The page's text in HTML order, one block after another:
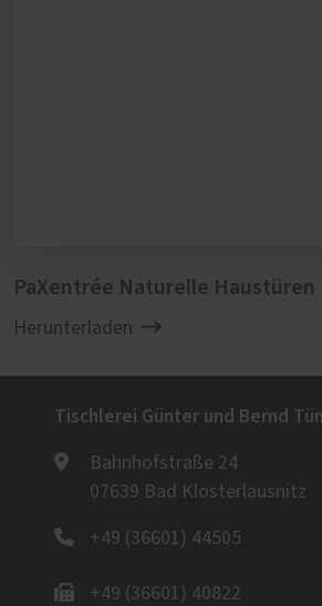
PaXentrée Naturelle Haustüren
Herunterladen
Tischlerei Günter und Bernd
Bahnhofstraße 24
07639 Bad Klosterlausnitz
+49 (36601) 44505
+49 (36601) 40822